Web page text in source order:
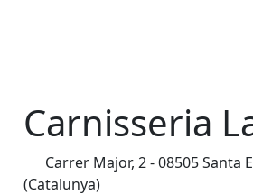
Carnisseria
Carrer Major, 2 - 08505 Santa
(Catalunya)